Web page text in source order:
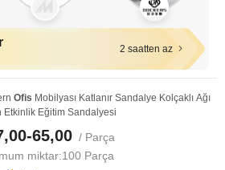
2 saatten az
Ofis Mobilyası Katlanır Sandalye Kolçaklı Ağı
Etkinlik Eğitim Sandalyesi
65,00 / Parça
miktar:100 Parça